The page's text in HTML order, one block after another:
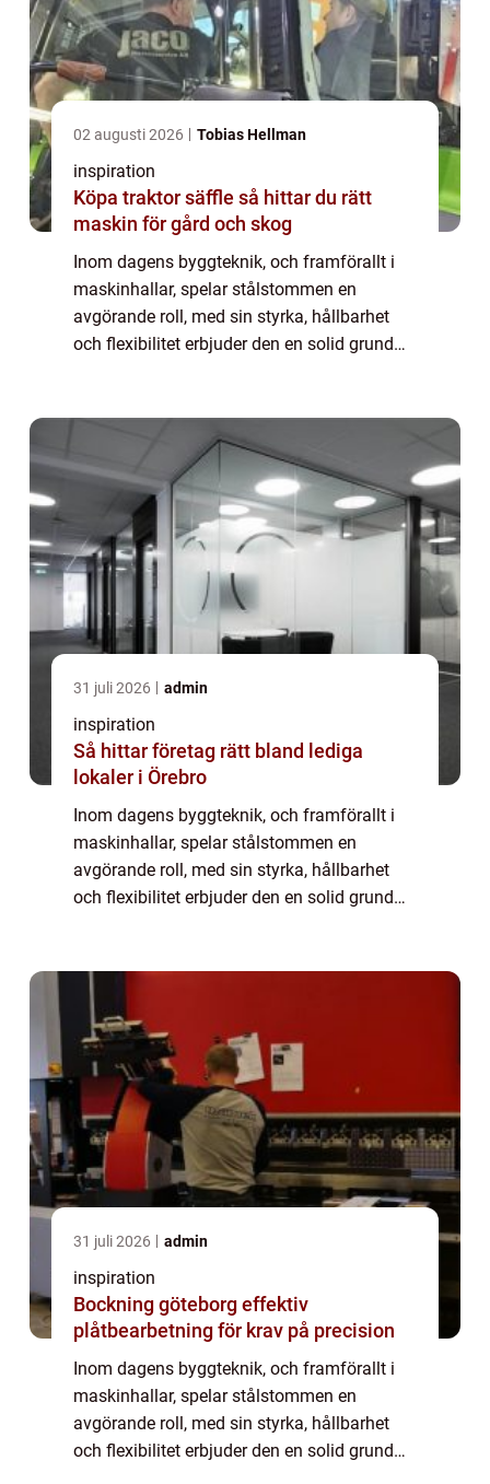
02 augusti 2026 Tobias Hellman
inspiration
Köpa traktor säffle så hittar du rätt
maskin för gård och skog
Inom dagens byggteknik, och framförallt i
maskinhallar, spelar stålstommen en
avgörande roll, med sin styrka, hållbarhet
och flexibilitet erbjuder den en solid grund
31 juli 2026 admin
inspiration
Så hittar företag rätt bland lediga
lokaler i Örebro
Inom dagens byggteknik, och framförallt i
maskinhallar, spelar stålstommen en
avgörande roll, med sin styrka, hållbarhet
och flexibilitet erbjuder den en solid grund
31 juli 2026 admin
inspiration
Bockning göteborg effektiv
plåtbearbetning för krav på precision
Inom dagens byggteknik, och framförallt i
maskinhallar, spelar stålstommen en
avgörande roll, med sin styrka, hållbarhet
och flexibilitet erbjuder den en solid grund